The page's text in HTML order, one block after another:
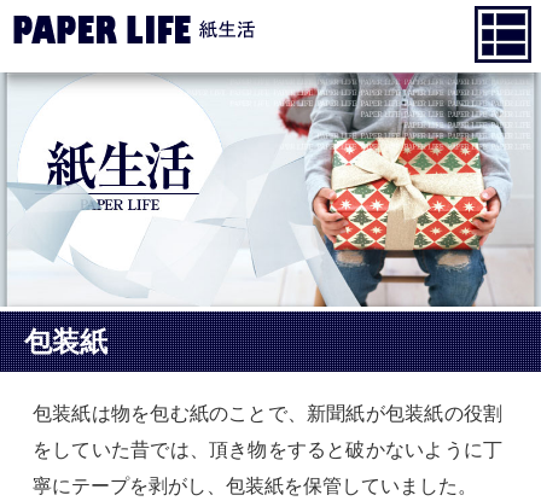
包装紙
包装紙は物を包む紙のことで、新聞紙が包装紙の役割
をしていた昔では、頂き物をすると破かないように丁
寧にテープを剥がし、包装紙を保管していました。